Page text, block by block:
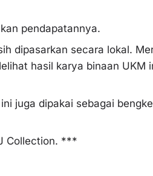
pendapatannya.
dipasarkan secara lokal.
hasil karya binaan UKM
juga dipakai sebagai
Collection. ***